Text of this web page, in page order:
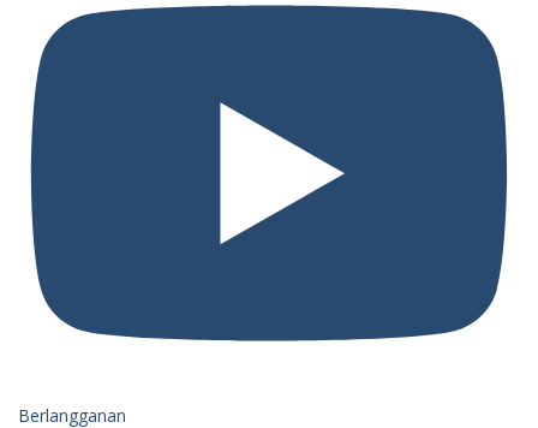
Berlangganan